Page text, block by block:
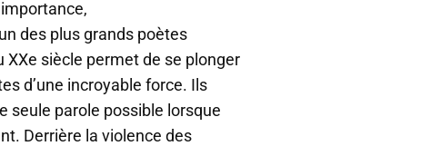
des plus grands poètes
XXe siècle permet de se plonger
d’une incroyable force. Ils
seule parole possible lorsque
Derrière la violence des